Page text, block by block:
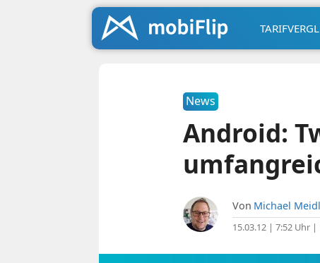
News
Android:
Von Michael Meidl
15.03.12 | 7:52 Uhr|